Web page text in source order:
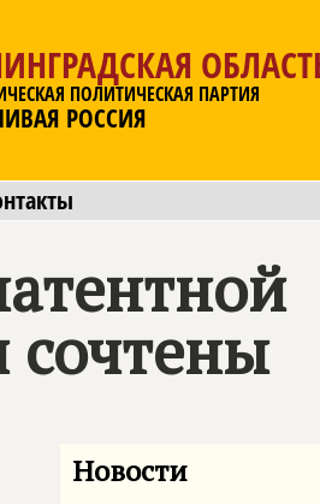
ПОЛИТИЧЕСКАЯ ПАРТИЯ
РОССИЯ
сочтены
Новости